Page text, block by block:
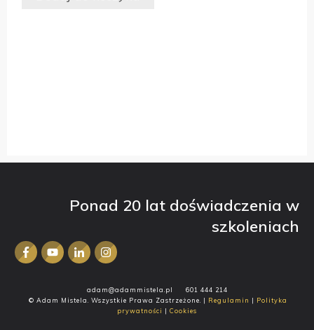
Ponad 20 lat doświadczenia w
szkoleniach
adam@adammistela.pl
601 444 214
© Adam Mistela. Wszystkie Prawa Zastrzeżone. | Regulamin | Polityka
prywatności | Cookies